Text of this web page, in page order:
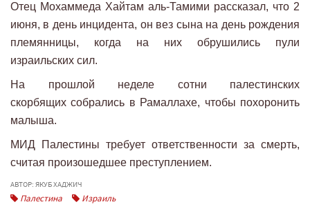
Отец Мохаммеда Хайтам аль-Тамими рассказал, что 2
июня, в день инцидента, он вез сына на день рождения
племянницы, когда на них обрушились пули
израильских сил.
На прошлой неделе сотни палестинских
скорбящих собрались в Рамаллахе, чтобы похоронить
малыша.
МИД Палестины требует ответственности за смерть,
считая произошедшее преступлением.
АВТОР: ЯКУБ ХАДЖИЧ
Палестина Израиль